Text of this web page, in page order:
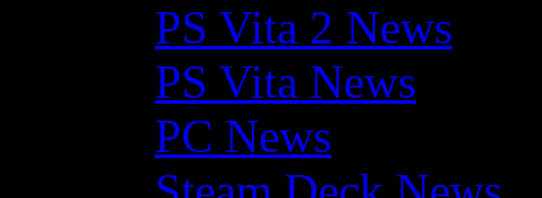
PS Vita 2 News
PS Vita News
PC News